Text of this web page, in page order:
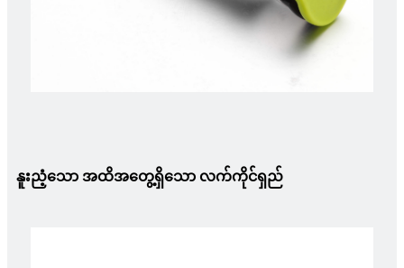
နူးညံ့သော အထိအတွေ့ရှိသော လက်ကိုင်ရှည်